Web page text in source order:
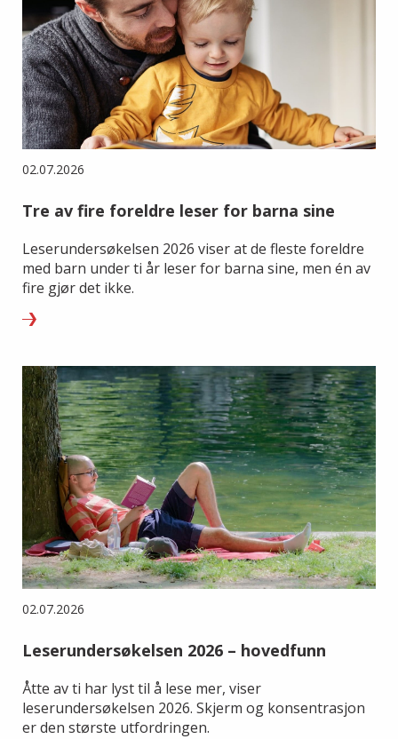
02.07.2026
Tre av fire foreldre leser for barna sine
Leserundersøkelsen 2026 viser at de fleste foreldre
med barn under ti år leser for barna sine, men én av
fire gjør det ikke.
02.07.2026
Leserundersøkelsen 2026 – hovedfunn
Åtte av ti har lyst til å lese mer, viser
leserundersøkelsen 2026. Skjerm og konsentrasjon
er den største utfordringen.